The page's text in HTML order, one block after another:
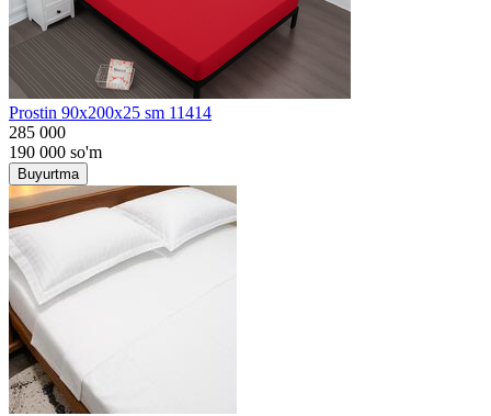
Prostin 90x200x25 sm 11414
285 000
190 000 so'm
Buyurtma